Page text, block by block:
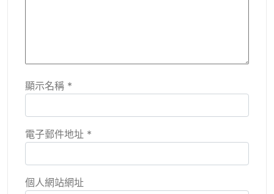
顯示名稱 *
電子郵件地址 *
個人網站網址